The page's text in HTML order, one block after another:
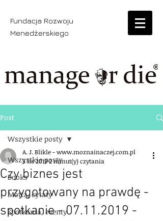
Fundacja Rozwoju
Menedżerskiego
Post
Wszystkie posty
Books
Motta, cytaty
Spotkania, eventy
Wszystkie posty
Czy biznes jest
przygotowany na prawdę -
spotkanie - 07.11.2019 -
A. J. Blikle - www.moznainaczej.com.pl
3 lis 20192 minut(y) czytania